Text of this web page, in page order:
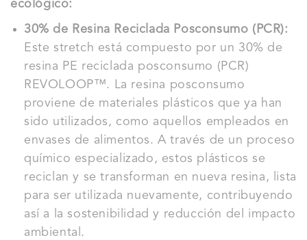
ecológico:
30% de Resina Reciclada Posconsumo (PCR):
Este stretch está compuesto por un 30% de
resina PE reciclada posconsumo (PCR)
REVOLOOP™. La resina posconsumo
proviene de materiales plásticos que ya han
sido utilizados, como aquellos empleados en
envases de alimentos. A través de un proceso
químico especializado, estos plásticos se
reciclan y se transforman en nueva resina, lista
para ser utilizada nuevamente, contribuyendo
así a la sostenibilidad y reducción del impacto
ambiental.